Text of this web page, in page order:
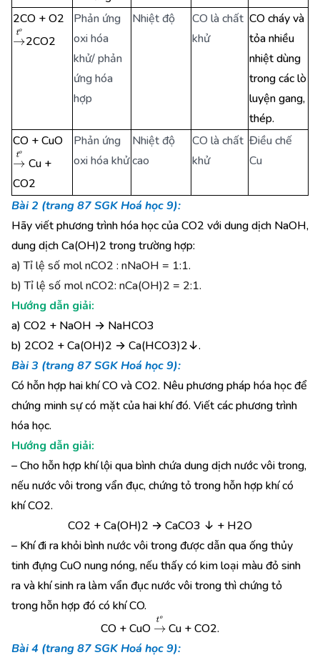
2CO + O2
→to
2CO2
Phản ứng
oxi hóa
khử/ phản
ứng hóa
hợp
Nhiệt độ
CO là chất
khử
CO cháy và
tỏa nhiều
nhiệt dùng
trong các lò
luyện gang,
thép.
CO + CuO
→to
Cu +
CO2
Phản ứng
oxi hóa khử
Nhiệt độ
cao
CO là chất
khử
Điều chế
Cu
Bài 2 (trang 87 SGK Hoá học 9):
Hãy viết phương trình hóa học của CO2 với dung dịch NaOH,
dung dịch Ca(OH)2 trong trường hợp:
a) Tỉ lệ số mol nCO2 : nNaOH = 1:1.
b) Tỉ lệ số mol nCO2: nCa(OH)2 = 2:1.
Hướng dẫn giải:
a) CO2 + NaOH → NaHCO3
b) 2CO2 + Ca(OH)2 → Ca(HCO3)2↓.
Bài 3 (trang 87 SGK Hoá học 9):
Có hỗn hợp hai khí CO và CO2. Nêu phương pháp hóa học để
chứng minh sự có mặt của hai khí đó. Viết các phương trình
hóa học.
Hướng dẫn giải:
– Cho hỗn hợp khí lội qua bình chứa dung dịch nước vôi trong,
nếu nước vôi trong vẩn đục, chứng tỏ trong hỗn hợp khí có
khí CO2.
CO2 + Ca(OH)2 → CaCO3 ↓ + H2O
– Khí đi ra khỏi bình nước vôi trong được dẫn qua ống thủy
tinh đựng CuO nung nóng, nếu thấy có kim loại màu đỏ sinh
ra và khí sinh ra làm vẩn đục nước vôi trong thì chứng tỏ
trong hỗn hợp đó có khí CO.
CO + CuO →to
Cu + CO2.
Bài 4 (trang 87 SGK Hoá học 9):